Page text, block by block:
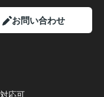
お問い合わせ
応可